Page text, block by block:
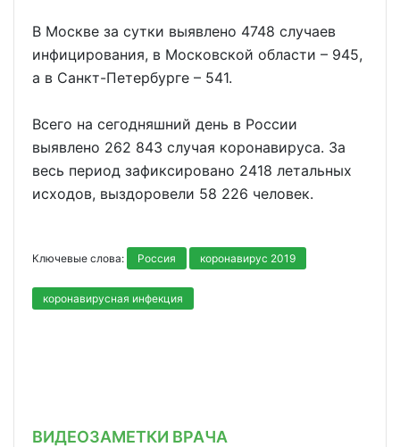
В Москве за сутки выявлено 4748 случаев
инфицирования, в Московской области – 945,
а в Санкт-Петербурге – 541.
Всего на сегодняшний день в России
выявлено 262 843 случая коронавируса. За
весь период зафиксировано 2418 летальных
исходов, выздоровели 58 226 человек.
Ключевые слова: Россия коронавирус 2019
коронавирусная инфекция
ВИДЕОЗАМЕТКИ ВРАЧА